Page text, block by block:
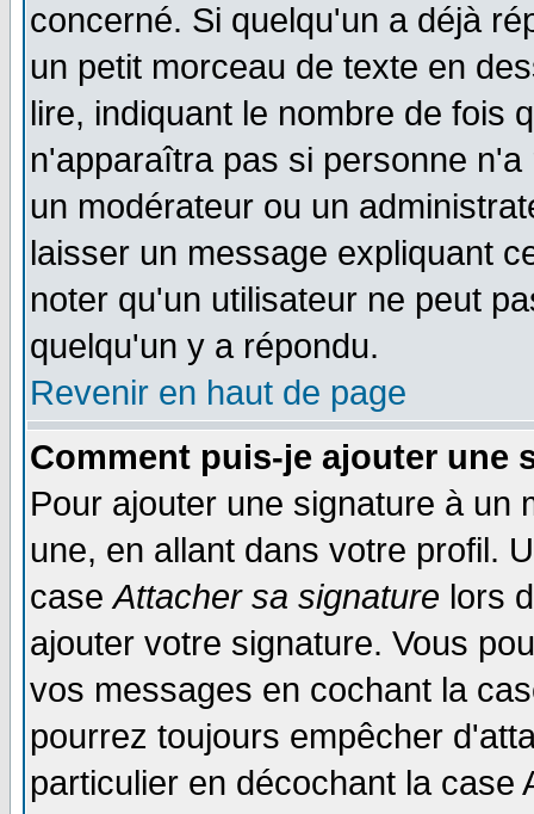
concerné. Si quelqu'un a déjà
un petit morceau de texte en
lire, indiquant le nombre de fois
n'apparaîtra pas si personne
un modérateur ou un
laisser un message expliquant
noter qu'un utilisateur ne peut
quelqu'un y a répondu.
Revenir en haut de page
Comment puis-je ajouter une
Pour ajouter une signature à un
une, en allant dans votre profil.
caseAttacher sa signature lors
ajouter votre signature. Vous
vos messages en cochant la
pourrez toujours empêcher
particulier en décochant la